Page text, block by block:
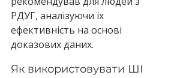
РДУГ, аналізуючи їх
ефективність на основі
доказових даних.
Як використовувати ШІ